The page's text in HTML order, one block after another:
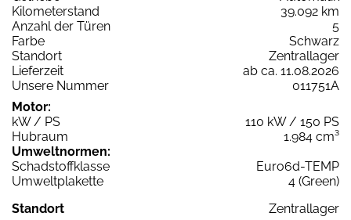
Kilometerstand
39.092 km
Anzahl der Türen
5
Farbe
Schwarz
Standort
Zentrallager
Lieferzeit
ab ca. 11.08.2026
Unsere Nummer
011751A
Motor:
kW / PS
110 kW / 150 PS
Hubraum
1.984 cm³
Umweltnormen:
Schadstoffklasse
Euro6d-TEMP
Umweltplakette
4 (Green)
Standort
Zentrallager